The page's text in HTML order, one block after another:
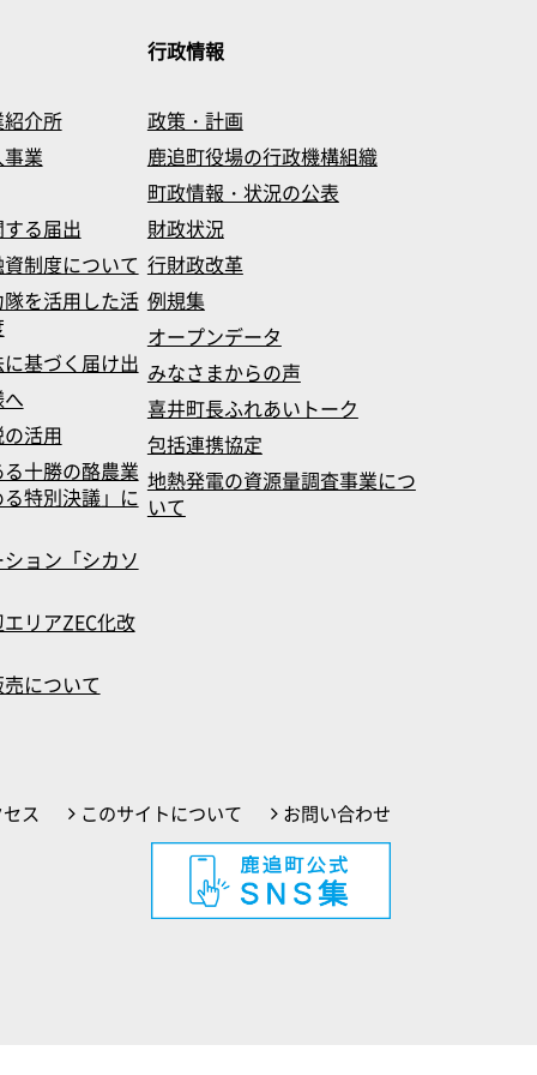
介所
業
る届出
制度について
を活用した活
基づく届け出
活用
十勝の酪農業
特別決議」に
ョン「シカソ
リアZEC化改
について
行政情報
政策・計画
鹿追町役場の行政機構組織
町政情報・状況の公表
財政状況
行財政改革
例規集
オープンデータ
みなさまからの声
喜井町長ふれあいトーク
包括連携協定
地熱発電の資源量調査事業につ
いて
ス このサイトについて お問い合わせ